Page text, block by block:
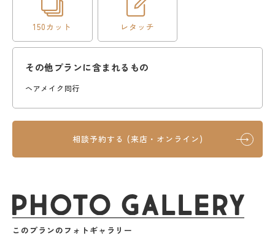
150カット レタッチ
その他プランに含まれるもの
ヘアメイク同行
相談予約する (来店・オンライン)
このプランのフォトギャラリー